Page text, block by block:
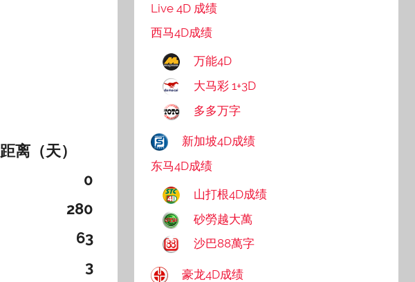
距离（天）
0
280
63
3
Live 4D 成绩
西马4D成绩
万能4D
大马彩 1+3D
多多万字
新加坡4D成绩
东马4D成绩
山打根4D成绩
砂勞越大萬
沙巴88萬字
豪龙4D成绩